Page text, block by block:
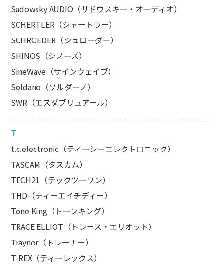
Sadowsky AUDIO（サドウスキー・オーディオ）
SCHERTLER（シャートラー）
SCHROEDER（シュローダー）
SHINOS（シノーズ）
SineWave（サインウェイブ）
Soldano（ソルダーノ）
SWR（エスダブリュアール）
T
t.c.electronic（ティーシーエレクトロニック）
TASCAM（タスカム）
TECH21（テックツーワン）
THD（ティーエイチディー）
Tone King（トーンキング）
TRACE ELLIOT（トレース・エリオット）
Traynor（トレーナー）
T-REX（ティーレックス）